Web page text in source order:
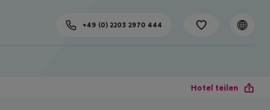
+49 (0) 2203 2970 444
Hotel teilen